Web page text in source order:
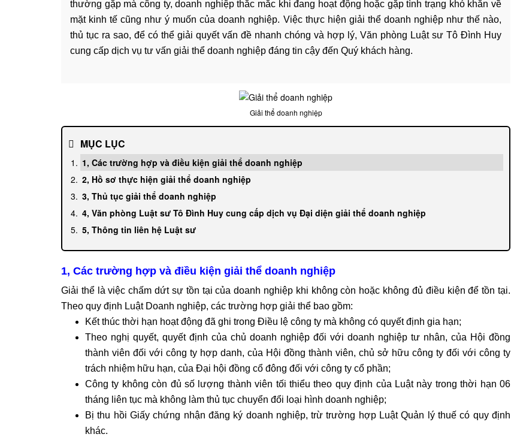
thường gặp mà công ty, doanh nghiệp thắc mắc khi đang hoạt động hoặc gặp tình trạng khó khăn về
mặt kinh tế cũng như ý muốn của doanh nghiệp. Việc thực hiện giải thể doanh nghiệp như thế nào,
thủ tục ra sao, để có thể giải quyết vấn đề nhanh chóng và hợp lý, Văn phòng Luật sư Tô Đình Huy
cung cấp dịch vụ tư vấn giải thể doanh nghiệp đáng tin cậy đến Quý khách hàng.
Giải thể doanh nghiệp
MỤC LỤC
1, Các trường hợp và điều kiện giải thể doanh nghiệp
2, Hồ sơ thực hiện giải thể doanh nghiệp
3, Thủ tục giải thể doanh nghiệp
4, Văn phòng Luật sư Tô Đình Huy cung cấp dịch vụ Đại diện giải thể doanh nghiệp
5, Thông tin liên hệ Luật sư
1, Các trường hợp và điều kiện giải thể doanh nghiệp
Giải thể là việc chấm dứt sự tồn tại của doanh nghiệp khi không còn hoặc không đủ điều kiện để tồn tại.
Theo quy định Luật Doanh nghiệp, các trường hợp giải thể bao gồm:
Kết thúc thời hạn hoạt động đã ghi trong Điều lệ công ty mà không có quyết định gia hạn;
Theo nghị quyết, quyết định của chủ doanh nghiệp đối với doanh nghiệp tư nhân, của Hội đồng
thành viên đối với công ty hợp danh, của Hội đồng thành viên, chủ sở hữu công ty đối với công ty
trách nhiệm hữu hạn, của Đại hội đồng cổ đông đối với công ty cổ phần;
Công ty không còn đủ số lượng thành viên tối thiểu theo quy định của Luật này trong thời hạn 06
tháng liên tục mà không làm thủ tục chuyển đổi loại hình doanh nghiệp;
Bị thu hồi Giấy chứng nhận đăng ký doanh nghiệp, trừ trường hợp Luật Quản lý thuế có quy định
khác.